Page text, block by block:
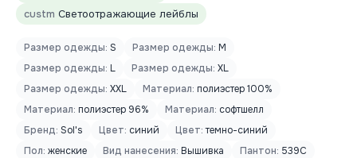
custm Светоотражающие лейблы
Размер одежды: S Размер одежды: M
Размер одежды: L Размер одежды: XL
Размер одежды: XXL Материал: полиэстер 100%
Материал: полиэстер 96% Материал: софтшелл
Бренд: Sol's Цвет: синий Цвет:темно-синий
Пол: женские Вид нанесения: Вышивка Пантон: 539C